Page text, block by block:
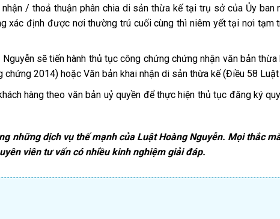
/ thoả thuận phân chia di sản thừa kế tại trụ sở của Ủy ban
xác định được nơi thường trú cuối cùng thì niêm yết tại nơi tạm
sẽ tiến hành thủ tục công chứng chứng nhận văn bản
2014) hoặc Văn bản khai nhận di sản thừa kế (Điều 58
hàng theo văn bản uỷ quyền để thực hiện thủ tục đăng ký
những dịch vụ thế mạnh của Luật Hoàng Nguyễn. Mọi thắc
viên tư vấn có nhiều kinh nghiệm giải đáp.